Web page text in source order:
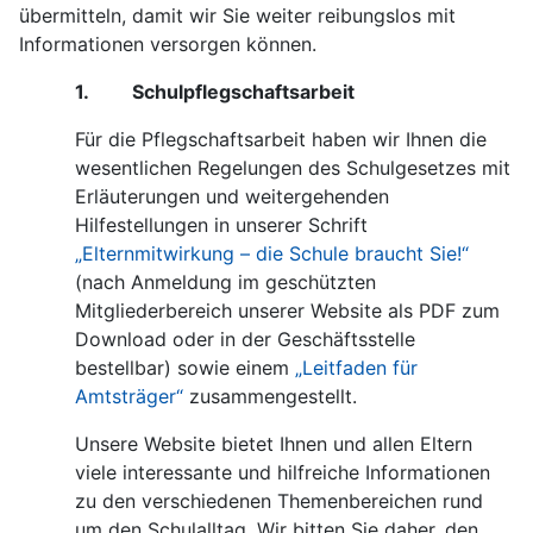
übermitteln, damit wir Sie weiter reibungslos mit
Informationen versorgen können.
1. Schulpflegschaftsarbeit
Für die Pflegschaftsarbeit haben wir Ihnen die
wesentlichen Regelungen des Schulgesetzes mit
Erläuterungen und weitergehenden
Hilfestellungen in unserer Schrift
„Elternmitwirkung – die Schule braucht Sie!“
(nach Anmeldung im geschützten
Mitgliederbereich unserer Website als PDF zum
Download oder in der Geschäftsstelle
bestellbar) sowie einem „Leitfaden für
Amtsträger“ zusammengestellt.
Unsere Website bietet Ihnen und allen Eltern
viele interessante und hilfreiche Informationen
zu den verschiedenen Themenbereichen rund